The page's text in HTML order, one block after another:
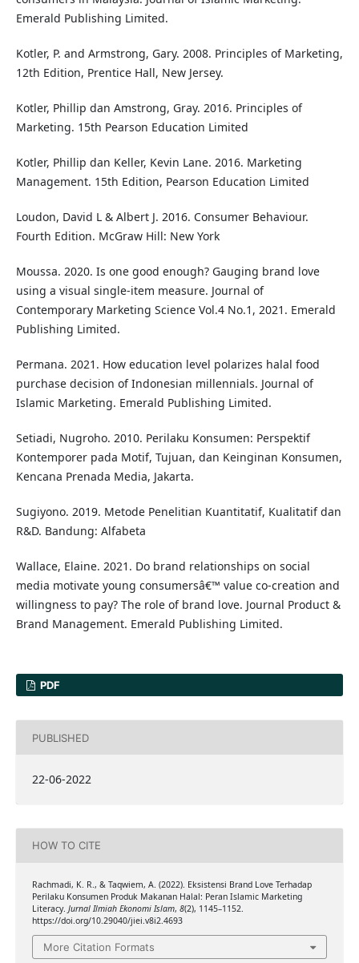
Emerald Publishing Limited.
Kotler, P. and Armstrong, Gary. 2008. Principles of Marketing,
12th Edition, Prentice Hall, New Jersey.
Kotler, Phillip dan Amstrong, Gray. 2016. Principles of
Marketing. 15th Pearson Education Limited
Kotler, Phillip dan Keller, Kevin Lane. 2016. Marketing
Management. 15th Edition, Pearson Education Limited
Loudon, David L & Albert J. 2016. Consumer Behaviour.
Fourth Edition. McGraw Hill: New York
Moussa. 2020. Is one good enough? Gauging brand love
using a visual single-item measure. Journal of
Contemporary Marketing Science Vol.4 No.1, 2021. Emerald
Publishing Limited.
Permana. 2021. How education level polarizes halal food
purchase decision of Indonesian millennials. Journal of
Islamic Marketing. Emerald Publishing Limited.
Setiadi, Nugroho. 2010. Perilaku Konsumen: Perspektif
Kontemporer pada Motif, Tujuan, dan Keinginan Konsumen,
Kencana Prenada Media, Jakarta.
Sugiyono. 2019. Metode Penelitian Kuantitatif, Kualitatif dan
R&D. Bandung: Alfabeta
Wallace, Elaine. 2021. Do brand relationships on social
media motivate young consumersâ€™ value co-creation and
willingness to pay? The role of brand love. Journal Product &
Brand Management. Emerald Publishing Limited.
PDF
PUBLISHED
22-06-2022
HOW TO CITE
Rachmadi, K. R., & Taqwiem, A. (2022). Eksistensi Brand Love Terhadap
Perilaku Konsumen Produk Makanan Halal: Peran Islamic Marketing
Literacy. Jurnal Ilmiah Ekonomi Islam, 8(2), 1145–1152.
https://doi.org/10.29040/jiei.v8i2.4693
More Citation Formats